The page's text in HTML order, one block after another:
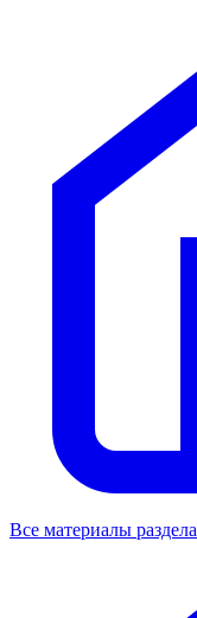
Все материалы раздела